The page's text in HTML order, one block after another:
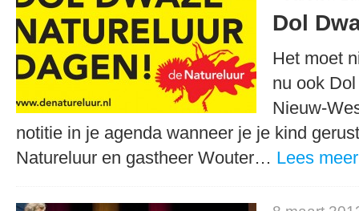
Dol
Het moet
nu ook
Nieuw-
notitie in je agenda wanneer je je kind
Natureluur en gastheer Wouter… Lees meer